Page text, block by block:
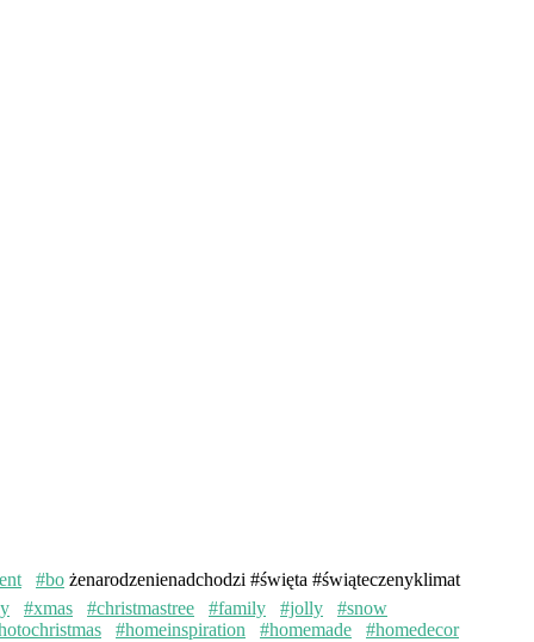
#bo żenarodzenienadchodzi #święta #świąteczenyklimat
#xmas #christmastree #family #jolly
#snow
#homeinspiration #homemade
#homedecor